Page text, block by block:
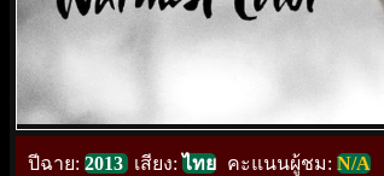
ปีฉาย: 2013 เสียง:ไทย คะแนนผู้ชม: N/A